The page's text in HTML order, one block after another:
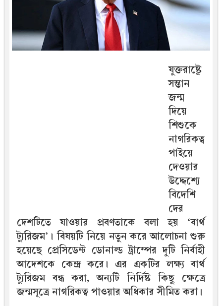
যুক্তরাষ্ট্রে
সন্তান
জন্ম
দিয়ে
শিশুকে
নাগরিকত্ব
পাইয়ে
দেওয়ার
উদ্দেশ্যে
বিদেশি
দের
দেশটিতে যাওয়ার প্রবণতাকে বলা হয় ‘বার্থ
ট্যুরিজম’। বিষয়টি নিয়ে নতুন করে আলোচনা শুরু
হয়েছে প্রেসিডেন্ট ডোনাল্ড ট্রাম্পের দুটি নির্বাহী
আদেশকে কেন্দ্র করে। এর একটির লক্ষ্য বার্থ
ট্যুরিজম বন্ধ করা, অন্যটি নির্দিষ্ট কিছু ক্ষেত্রে
জন্মসূত্রে নাগরিকত্ব পাওয়ার অধিকার সীমিত করা।